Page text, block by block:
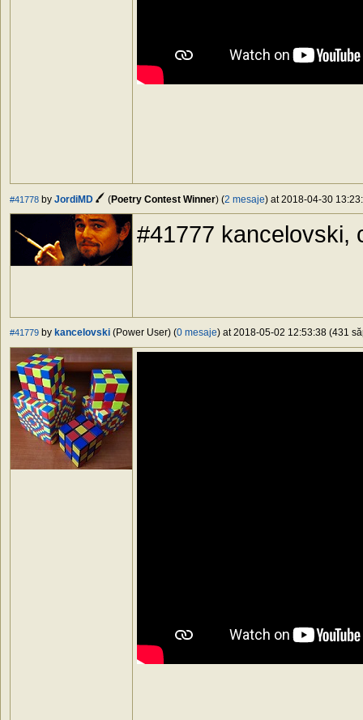
#41778 by JordiMD (Poetry Contest Winner) (2 mesaje) at 2018-04-30
#41777 kancelovski,
#41779 by kancelovski (Power User) (0 mesaje) at 2018-05-02 12:53:38 (431